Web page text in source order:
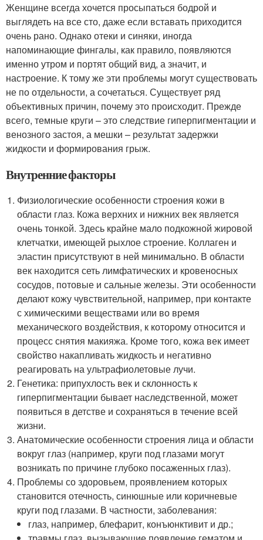
Женщине всегда хочется просыпаться бодрой и
выглядеть на все сто, даже если вставать приходится
очень рано. Однако отеки и синяки, иногда
напоминающие фингалы, как правило, появляются
именно утром и портят общий вид, а значит, и
настроение. К тому же эти проблемы могут существовать
не по отдельности, а сочетаться. Существует ряд
объективных причин, почему это происходит. Прежде
всего, темные круги – это следствие гиперпигментации и
венозного застоя, а мешки – результат задержки
жидкости и формирования грыж.
Внутренние факторы
Физиологические особенности строения кожи в
области глаз. Кожа верхних и нижних век является
очень тонкой. Здесь крайне мало подкожной жировой
клетчатки, имеющей рыхлое строение. Коллаген и
эластин присутствуют в ней минимально. В области
век находится сеть лимфатических и кровеносных
сосудов, потовые и сальные железы. Эти особенности
делают кожу чувствительной, например, при контакте
с химическими веществами или во время
механического воздействия, к которому относится и
процесс снятия макияжа. Кроме того, кожа век имеет
свойство накапливать жидкость и негативно
реагировать на ультрафиолетовые лучи.
Генетика: припухлость век и склонность к
гиперпигментации бывает наследственной, может
появиться в детстве и сохраняться в течение всей
жизни.
Анатомические особенности строения лица и области
вокруг глаз (например, круги под глазами могут
возникать по причине глубоко посаженных глаз).
Проблемы со здоровьем, проявлением которых
становится отечность, синюшные или коричневые
круги под глазами. В частности, заболевания:
глаз, например, блефарит, конъюнктивит и др.;